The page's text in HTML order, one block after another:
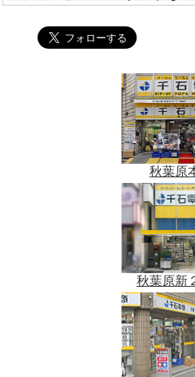
秋葉原
秋葉原新